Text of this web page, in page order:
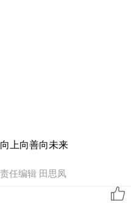
向上向善向未来
责任编辑 田思凤